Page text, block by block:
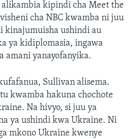
alikambia kipindi cha Meet the
cha NBC kwamba ni juu
kinajumuisha ushindi au
ya kidiplomasia, ingawa
amani yanayofanyika.
Sullivan alisema.
kwamba hakuna chochote
Na hivyo, si juu ya
ya ushindi kwa Ukraine. Ni
mkono Ukraine kwenye